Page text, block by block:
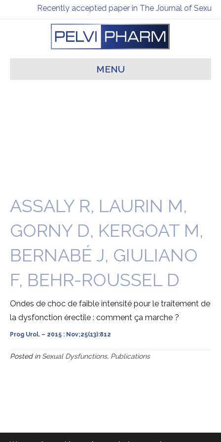
Recently accepted paper in The Journal of Sexual
MENU
ASSALY R, LAURIN M,
GORNY D, KERGOAT M,
BERNABÉ J, GIULIANO
F, BEHR-ROUSSEL D
Ondes de choc de faible intensité pour le traitement de
la dysfonction érectile : comment ça marche ?
Prog Urol. – 2015 : Nov;25(13):812
Posted in Sexual Dysfunctions, Publications